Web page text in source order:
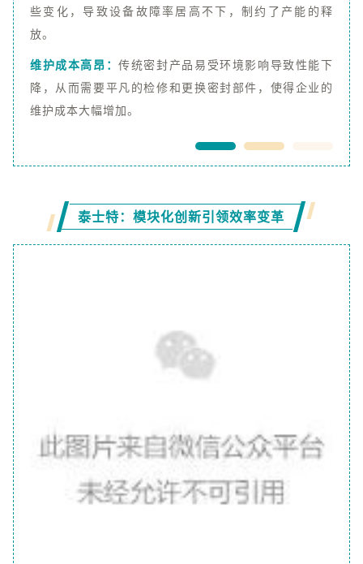
些变化，导致设备故障率居高不下，制约了产能的释
放。
维护成本高昂：传统密封产品易受环境影响导致性能下
降，从而需要平凡的检修和更换密封部件，使得企业的
维护成本大幅增加。
泰士特：模块化创新引领效率变革